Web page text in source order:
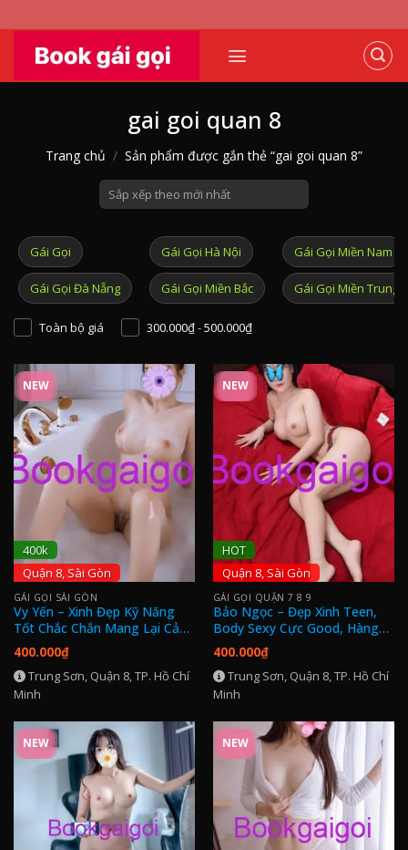
content
gai goi quan 8
Trang chủ / Sản phẩm được gắn thẻ “gai goi quan 8”
Gái Gọi
Gái Gọi Đà Nẵng
Gái Gọi Hà Nội
Gái Gọi Miền Bắc
Gái Gọi Miền Nam
Gái Gọi Miền Trung
Toàn bộ giá 300.000₫-500.000₫
NEW
400k
Quận 8, Sài Gòn
GÁI GỌI SÀI GÒN
Vy Yến – Xinh Đẹp Kỹ Năng
Tốt Chắc Chắn Mang Lại Cảm
Giác
400.000₫
Trung Sơn, Quận 8, TP. Hồ Chí
Minh
NEW
HOT
Quận 8, Sài Gòn
GÁI GỌI QUẬN 7 8 9
Bảo Ngọc – Đẹp Xinh Teen,
Body Sexy Cực Good, Hàng
Dâm Sang Tuyệt Mỹ!
400.000₫
Trung Sơn, Quận 8, TP. Hồ Chí
Minh
NEW NEW